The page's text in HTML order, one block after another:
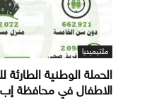
ملتيميديا
الحملة الوطنية
الاطفال في محافظة إب